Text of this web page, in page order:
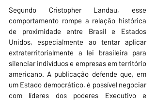
Segundo Cristopher Landau, esse
comportamento rompe a relação histórica
de proximidade entre Brasil e Estados
Unidos, especialmente ao tentar aplicar
extraterritorialmente a lei brasileira para
silenciar indivíduos e empresas em território
americano. A publicação defende que, em
um Estado democrático, é possível negociar
com líderes dos poderes Executivo e